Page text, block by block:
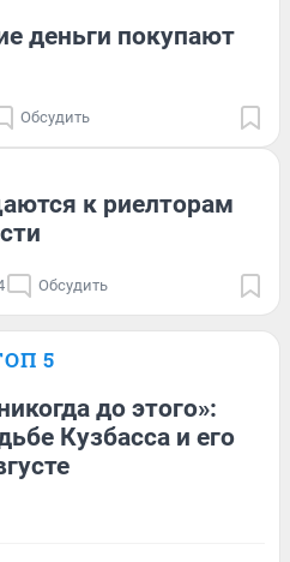
деньги покупают
Обсудить
к риелторам
Обсудить
5
до этого»:
Кузбасса и его